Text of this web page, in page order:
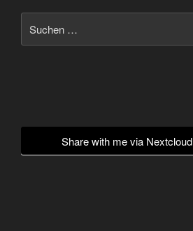
nach:
Share with me via Nextcloud